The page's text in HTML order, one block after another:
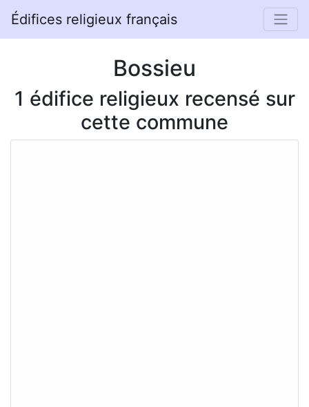
Édifices religieux français
Bossieu
1 édifice religieux recensé sur
cette commune